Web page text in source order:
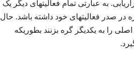
به عبارتی تمام فعالیتهای دیگر یک
در صدر فعالیتهای خود داشته باشد. حال
را به یکدیگر گره بزنند بطوریکه